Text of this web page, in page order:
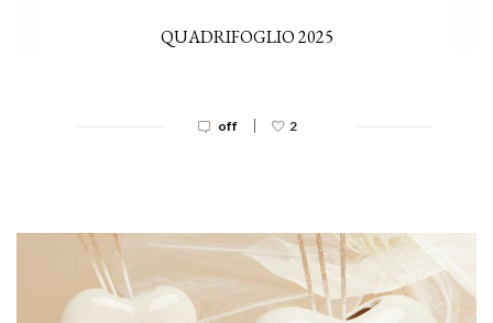
QUADRIFOGLIO 2025
off | 2